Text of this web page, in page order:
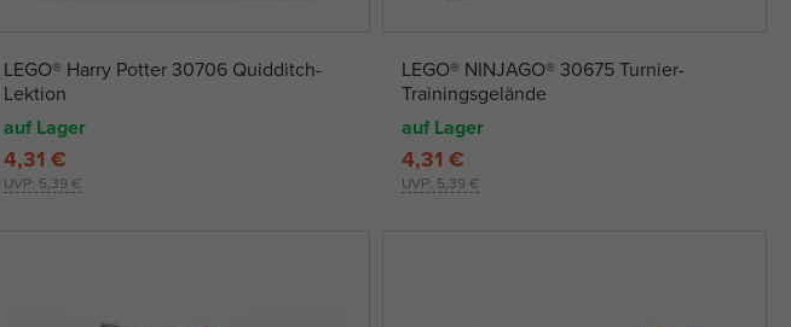
LEGO® Harry Potter 30706 Quidditch-
Lektion
auf Lager
UVP: 5,39 €
4,31 €
LEGO® NINJAGO® 30675 Turnier-
Trainingsgelände
auf Lager
UVP: 5,39 €
4,31 €